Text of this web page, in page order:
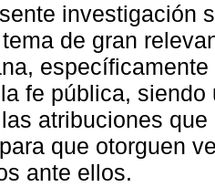
investigación
de gran
fe pública,
atribuciones
que otorguen
ante ellos.